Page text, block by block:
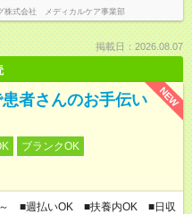
株式会社 メディカルケア事業部
掲載日：2026.08.07
NEW
者さんのお手伝い
ブランクOK
～ ■週払いOK ■扶養内OK ■日収